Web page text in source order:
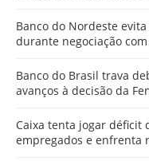
Banco do Nordeste
durante negociação com
Banco do Brasil trava
avanços à decisão da
Caixa tenta jogar déficit
empregados e enfrenta